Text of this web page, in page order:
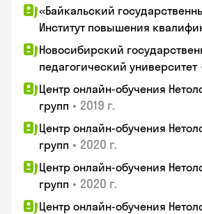
«Байкальский
Институт повышения
Новосибирский
педагогический университет
Центр онлайн-обучения
групп • 2019 г.
Центр онлайн-обучения
групп • 2020 г.
Центр онлайн-обучения
групп • 2020 г.
Центр онлайн-обучения